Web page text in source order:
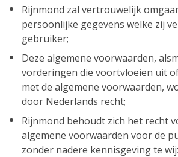
Rijnmond zal vertrouwelijk
persoonlijke gegevens welke zij
gebruiker;
Deze algemene voorwaarden,
vorderingen die voortvloeien uit
met de algemene voorwaarden,
door Nederlands recht;
Rijnmond behoudt zich het recht
algemene voorwaarden voor de
zonder nadere kennisgeving te